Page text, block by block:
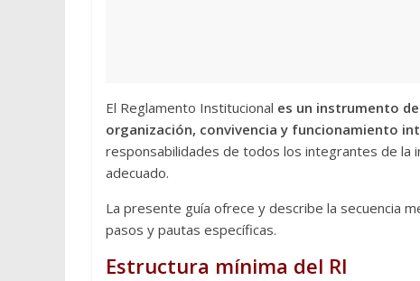
El Reglamento Institucional es un instrumento
organización, convivencia y funcionamiento
responsabilidades de todos los integrantes de la
adecuado.
La presente guía ofrece y describe la secuencia
pasos y pautas específicas.
Estructura mínima del RI